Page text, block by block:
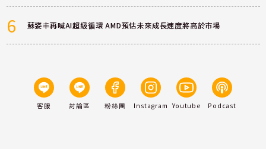
6 蘇姿丰再喊AI超級循環 AMD預估未來成長速度將高於市場
客服 討論區 粉絲團 Instagram Youtube Podcast